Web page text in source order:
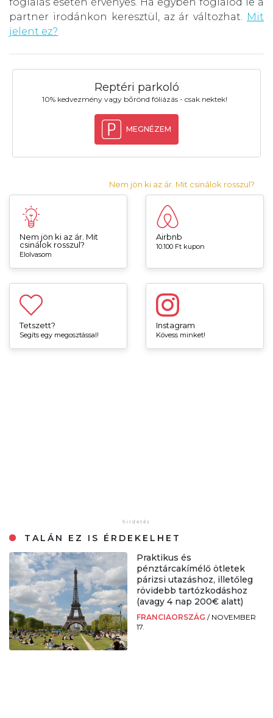
partner irodánkon keresztül, az ár változhat. Mit
jelent ez?
Reptéri parkoló
10% kedvezmény vagy bőrönd fóliázás - csak nektek!
MEGNÉZEM
Nem jön ki az ár. Mit csinálok rosszul?
Nem jön ki az ár. Mit
csinálok rosszul?
Elolvasom
Airbnb
10.100 Ft kupon
Tetszett?
Segíts egy megosztással!
Instagram
Kövess minket!
TALÁN EZ IS ÉRDEKELHET
Praktikus és
pénztárcakímélő ötletek
párizsi utazáshoz, illetőleg
rövidebb tartózkodáshoz
(avagy 4 nap 200€ alatt)
FRANCIAORSZÁG / NOVEMBER
17.